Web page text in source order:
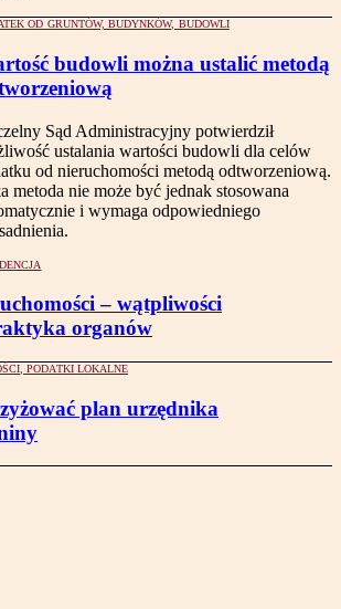
OD GRUNTÓW, BUDYNKÓW, BUDOWLI
budowli można ustalić metodą
Sąd Administracyjny potwierdził
ustalania wartości budowli dla celów
od nieruchomości metodą odtworzeniową.
metoda nie może być jednak stosowana
i wymaga odpowiedniego
– wątpliwości
organów
PODATKI LOKALNE
plan urzędnika